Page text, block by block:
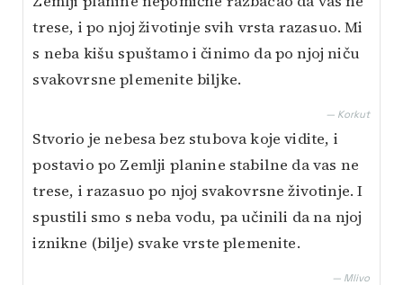
trese, i po njoj životinje svih vrsta razasuo. Mi
s neba kišu spuštamo i činimo da po njoj niču
svakovrsne plemenite biljke.
— Korkut
Stvorio je nebesa bez stubova koje vidite, i
postavio po Zemlji planine stabilne da vas ne
trese, i razasuo po njoj svakovrsne životinje. I
spustili smo s neba vodu, pa učinili da na njoj
iznikne (bilje) svake vrste plemenite.
— Mlivo